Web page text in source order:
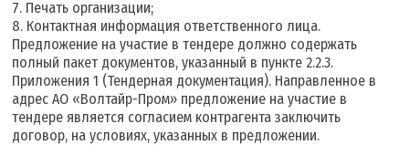
7. Печать организации;
8. Контактная информация ответственного лица.
Предложение на участие в тендере должно содержать
полный пакет документов, указанный в пункте 2.2.3.
Приложения 1 (Тендерная документация). Направленное в
адрес АО «Волтайр-Пром» предложение на участие в
тендере является согласием контрагента заключить
договор, на условиях, указанных в предложении.